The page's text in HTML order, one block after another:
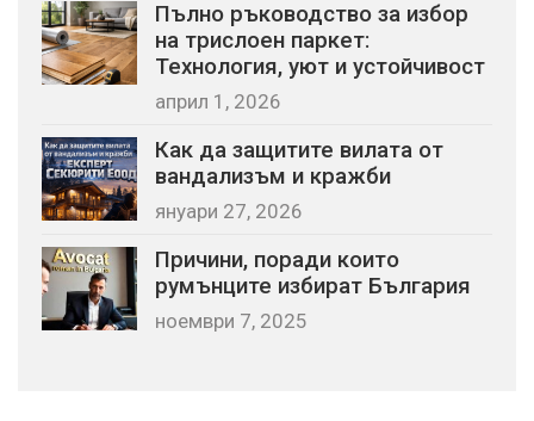
Пълно ръководство за избор
на трислоен паркет:
Технология, уют и устойчивост
април 1, 2026
Как да защитите вилата от
вандализъм и кражби
януари 27, 2026
Причини, поради които
румънците избират България
ноември 7, 2025